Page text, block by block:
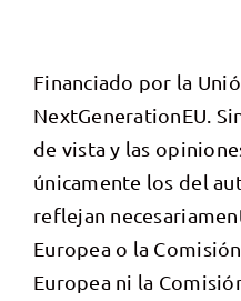
Financiado por la
NextGenerationEU.
de vista y las
únicamente los del
reflejan
Europea o la
Europea ni la